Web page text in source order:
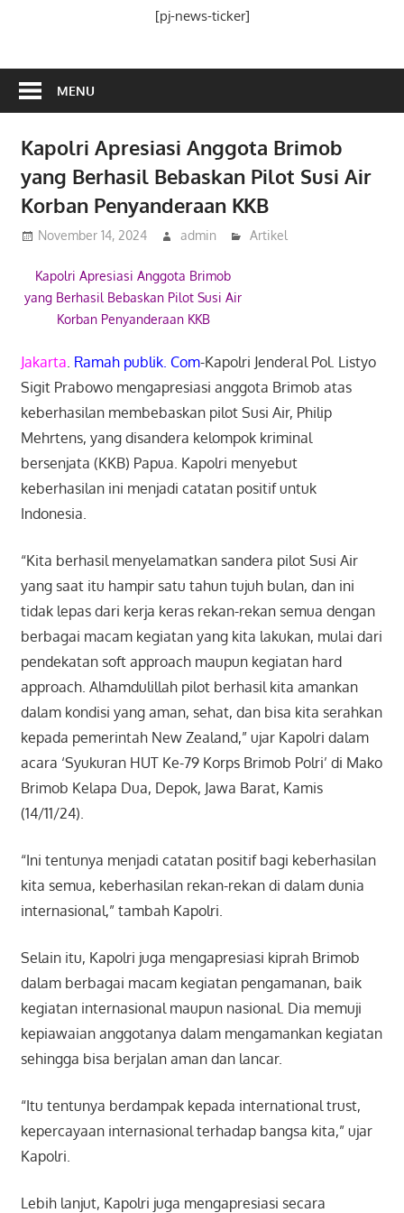
[pj-news-ticker]
MENU
Kapolri Apresiasi Anggota Brimob
yang Berhasil Bebaskan Pilot Susi Air
Korban Penyanderaan KKB
November 14, 2024 admin Artikel
Kapolri Apresiasi Anggota Brimob
yang Berhasil Bebaskan Pilot Susi Air
Korban Penyanderaan KKB
Jakarta. Ramah publik. Com-Kapolri Jenderal Pol. Listyo
Sigit Prabowo mengapresiasi anggota Brimob atas
keberhasilan membebaskan pilot Susi Air, Philip
Mehrtens, yang disandera kelompok kriminal
bersenjata (KKB) Papua. Kapolri menyebut
keberhasilan ini menjadi catatan positif untuk
Indonesia.
“Kita berhasil menyelamatkan sandera pilot Susi Air
yang saat itu hampir satu tahun tujuh bulan, dan ini
tidak lepas dari kerja keras rekan-rekan semua dengan
berbagai macam kegiatan yang kita lakukan, mulai dari
pendekatan soft approach maupun kegiatan hard
approach. Alhamdulillah pilot berhasil kita amankan
dalam kondisi yang aman, sehat, dan bisa kita serahkan
kepada pemerintah New Zealand,” ujar Kapolri dalam
acara ‘Syukuran HUT Ke-79 Korps Brimob Polri’ di Mako
Brimob Kelapa Dua, Depok, Jawa Barat, Kamis
(14/11/24).
“Ini tentunya menjadi catatan positif bagi keberhasilan
kita semua, keberhasilan rekan-rekan di dalam dunia
internasional,” tambah Kapolri.
Selain itu, Kapolri juga mengapresiasi kiprah Brimob
dalam berbagai macam kegiatan pengamanan, baik
kegiatan internasional maupun nasional. Dia memuji
kepiawaian anggotanya dalam mengamankan kegiatan
sehingga bisa berjalan aman dan lancar.
“Itu tentunya berdampak kepada international trust,
kepercayaan internasional terhadap bangsa kita,” ujar
Kapolri.
Lebih lanjut, Kapolri juga mengapresiasi secara